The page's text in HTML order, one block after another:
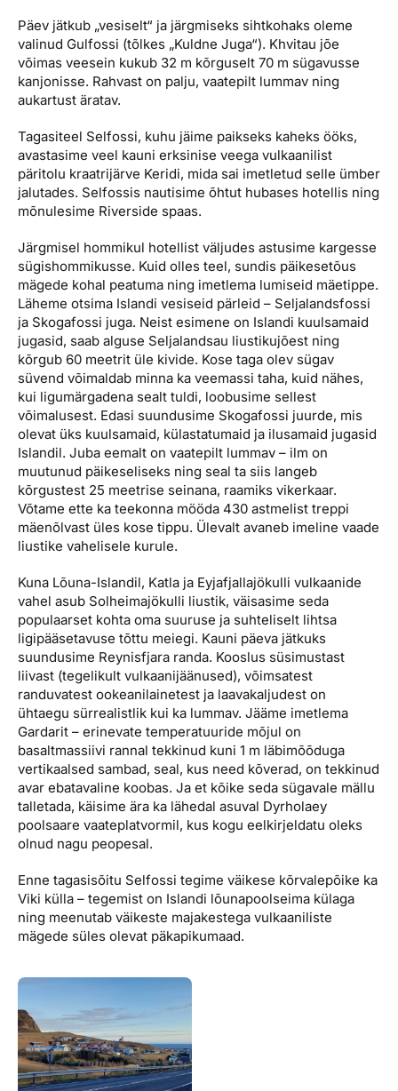
Päev jätkub „vesiselt“ ja järgmiseks sihtkohaks oleme
valinud Gulfossi (tõlkes „Kuldne Juga“). Khvitau jõe
võimas veesein kukub 32 m kõrguselt 70 m sügavusse
kanjonisse. Rahvast on palju, vaatepilt lummav ning
aukartust äratav.
Tagasiteel Selfossi, kuhu jäime paikseks kaheks ööks,
avastasime veel kauni erksinise veega vulkaanilist
päritolu kraatrijärve Keridi, mida sai imetletud selle ümber
jalutades. Selfossis nautisime õhtut hubases hotellis ning
mõnulesime Riverside spaas.
Järgmisel hommikul hotellist väljudes astusime kargesse
sügishommikusse. Kuid olles teel, sundis päikesetõus
mägede kohal peatuma ning imetlema lumiseid mäetippe.
Läheme otsima Islandi vesiseid pärleid – Seljalandsfossi
ja Skogafossi juga. Neist esimene on Islandi kuulsamaid
jugasid, saab alguse Seljalandsau liustikujõest ning
kõrgub 60 meetrit üle kivide. Kose taga olev sügav
süvend võimaldab minna ka veemassi taha, kuid nähes,
kui ligumärgadena sealt tuldi, loobusime sellest
võimalusest. Edasi suundusime Skogafossi juurde, mis
olevat üks kuulsamaid, külastatumaid ja ilusamaid jugasid
Islandil. Juba eemalt on vaatepilt lummav – ilm on
muutunud päikeseliseks ning seal ta siis langeb
kõrgustest 25 meetrise seinana, raamiks vikerkaar.
Võtame ette ka teekonna mööda 430 astmelist treppi
mäenõlvast üles kose tippu. Ülevalt avaneb imeline vaade
liustike vahelisele kurule.
Kuna Lõuna-Islandil, Katla ja Eyjafjallajökulli vulkaanide
vahel asub Solheimajökulli liustik, väisasime seda
populaarset kohta oma suuruse ja suhteliselt lihtsa
ligipääsetavuse tõttu meiegi. Kauni päeva jätkuks
suundusime Reynisfjara randa. Kooslus süsimustast
liivast (tegelikult vulkaanijäänused), võimsatest
randuvatest ookeanilainetest ja laavakaljudest on
ühtaegu sürrealistlik kui ka lummav. Jääme imetlema
Gardarit – erinevate temperatuuride mõjul on
basaltmassiivi rannal tekkinud kuni 1 m läbimõõduga
vertikaalsed sambad, seal, kus need kõverad, on tekkinud
avar ebatavaline koobas. Ja et kõike seda sügavale mällu
talletada, käisime ära ka lähedal asuval Dyrholaey
poolsaare vaateplatvormil, kus kogu eelkirjeldatu oleks
olnud nagu peopesal.
Enne tagasisõitu Selfossi tegime väikese kõrvalepõike ka
Viki külla – tegemist on Islandi lõunapoolseima külaga
ning meenutab väikeste majakestega vulkaaniliste
mägede süles olevat päkapikumaad.